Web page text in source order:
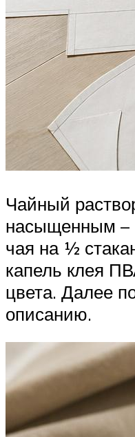
Чайный
насыщенным –
чая на ½
капель клея
цвета. Далее
описанию.